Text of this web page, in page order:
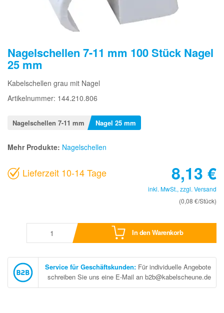
Nagelschellen 7-11 mm 100 Stück Nagel
25 mm
Kabelschellen grau mit Nagel
Artikelnummer: 144.210.806
Nagelschellen 7-11 mm Nagel 25 mm
Mehr Produkte: Nagelschellen
Lieferzeit 10-14 Tage 8,13 €
inkl. MwSt., zzgl. Versand
(0,08 €/Stück)
In den Warenkorb
Service für Geschäftskunden: Für individuelle Angebote
schreiben Sie uns eine E-Mail an b2b@kabelscheune.de